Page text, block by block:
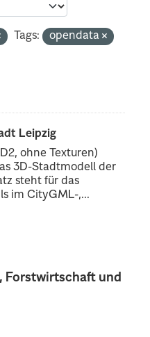
Forstwirtschaft und
Tags:
opendata
Leipzig
ohne Texturen)
3D-Stadtmodell der
steht für das
im CityGML-,...